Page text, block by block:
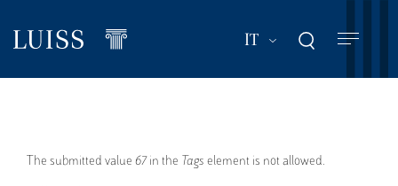
contenuto
IT Mostra ulteriori
Messaggio
The submitted value 67 in the Tags element is not allowed.